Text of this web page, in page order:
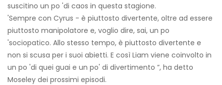
suscitino un po 'di caos in questa stagione.
'Sempre con Cyrus - è piuttosto divertente, oltre ad essere
piuttosto manipolatore e, voglio dire, sai, un po
'sociopatico. Allo stesso tempo, è piuttosto divertente e
non si scusa per i suoi abietti. E così Liam viene coinvolto in
un po 'di quei guai e un po' di divertimento ”, ha detto
Moseley dei prossimi episodi.